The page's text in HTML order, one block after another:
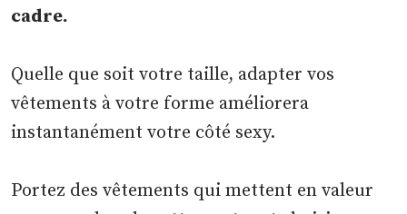
cadre.
Quelle que soit votre taille, adapter vos
vêtements à votre forme améliorera
instantanément votre côté sexy.
Portez des vêtements qui mettent en valeur